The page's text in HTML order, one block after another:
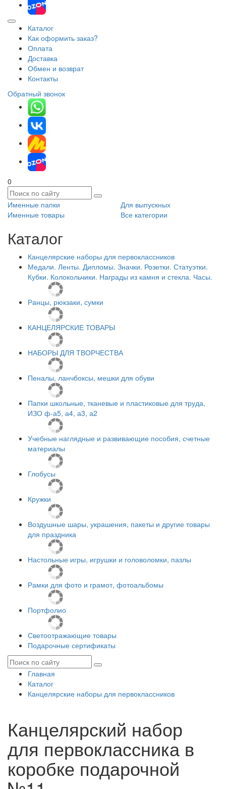
Каталог
Как оформить заказ?
Оплата
Доставка
Обмен и возврат
Контакты
Обратный звонок
0
Именные папки
Для выпускных
Именные товары
Все категории
Каталог
Канцелярские наборы для первоклассников
Медали. Ленты. Дипломы. Значки. Розетки. Статуэтки.
Кубки. Колокольчики. Награды из камня и стекла. Часы.
Ранцы, рюкзаки, сумки
КАНЦЕЛЯРСКИЕ ТОВАРЫ
НАБОРЫ ДЛЯ ТВОРЧЕСТВА
Пеналы, ланчбоксы, мешки для обуви
Папки школьные, тканевые и пластиковые для труда,
ИЗО ф-а5, а4, а3, а2
Учебные наглядные и развивающие пособия, счетные
материалы
Глобусы
Кружки
Воздушные шары, украшения, пакеты и другие товары
для праздника
Настольные игры, игрушки и головоломки, пазлы
Рамки для фото и грамот, фотоальбомы
Портфолио
Светоотражающие товары
Подарочные сертификаты
Главная
Каталог
Канцелярские наборы для первоклассников
Канцелярский набор
для первоклассника в
коробке подарочной